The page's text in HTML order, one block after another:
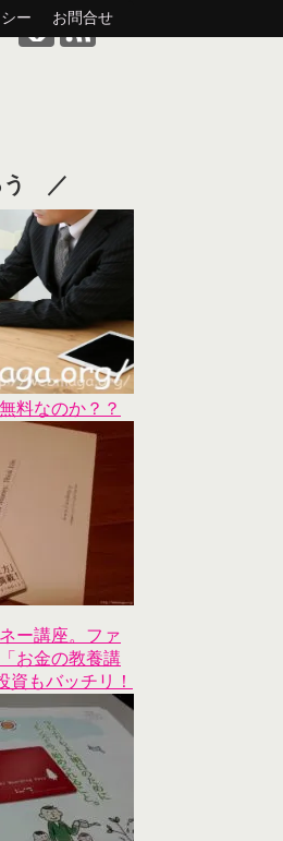
ー お問合せ
う ／
料なのか？？
ー講座。ファ
お金の教養講
資もバッチリ！